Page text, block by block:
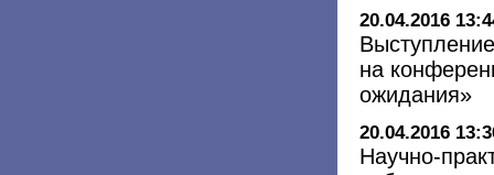
20.04.2016
на
ожидания»
20.04.2016
Научно-